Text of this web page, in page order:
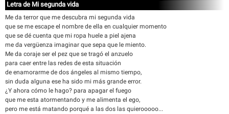
Letra de Mi segunda vida
Me da terror que me descubra mi segunda vida
que se me escape el nombre de ella en cualquier momento
que se dé cuenta que mi ropa huele a piel ajena
me da vergüenza imaginar que sepa que le miento.
Me da coraje ser el pez que se tragó el anzuelo
para caer entre las redes de esta situación
de enamorarme de dos ángeles al mismo tiempo,
sin duda alguna ese ha sido mi más grande error.
¿Y ahora cómo le hago? para apagar el fuego
que me esta atormentando y me alimenta el ego,
pero me está matando porqué a las dos las quierooooo...